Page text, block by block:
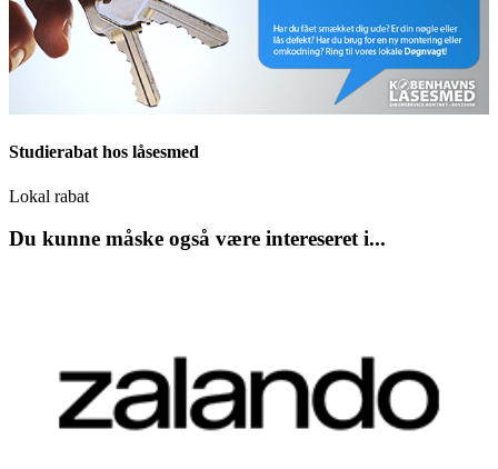
Studierabat hos låsesmed
Lokal rabat
Du kunne måske også være intereseret i...